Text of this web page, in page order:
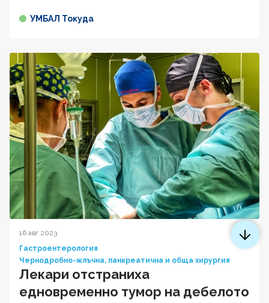
УМБАЛ Токуда
16 авг 2023
Гастроентерология
Чернодробно-жлъчна, панкреатична и обща хирургия
Лекари отстраниха
едновременно тумор на дебелото